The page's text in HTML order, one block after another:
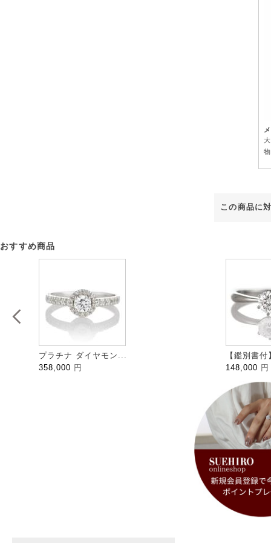
この商品に
おすすめ商品
プラチナ ダイヤモン...
358,000 円
【鑑別書
148,000 円